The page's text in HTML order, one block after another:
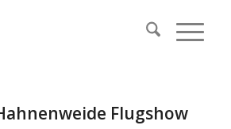
Flugshow